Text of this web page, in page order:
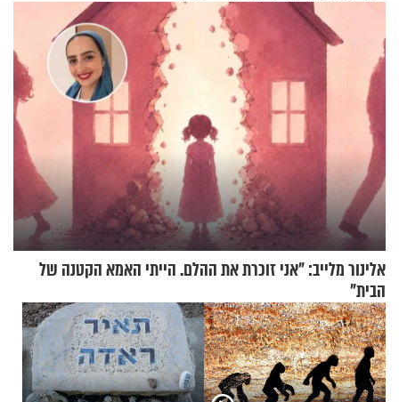
ברית הערים התאומות״
אלינור מלייב: "אני זוכרת את ההלם. הייתי האמא הקטנה של
הבית"